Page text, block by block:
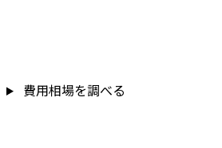
費用相場を調べる